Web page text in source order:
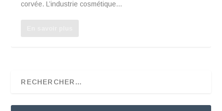
corvée. L’industrie cosmétique...